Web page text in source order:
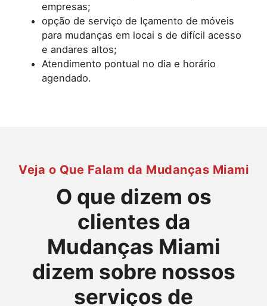
empresas;
opção de serviço de Içamento de móveis
para mudanças em locai s de difícil acesso
e andares altos;
Atendimento pontual no dia e horário
agendado.
Veja o Que Falam da Mudanças Miami
O que dizem os
clientes da
Mudanças Miami
dizem sobre nossos
serviços de